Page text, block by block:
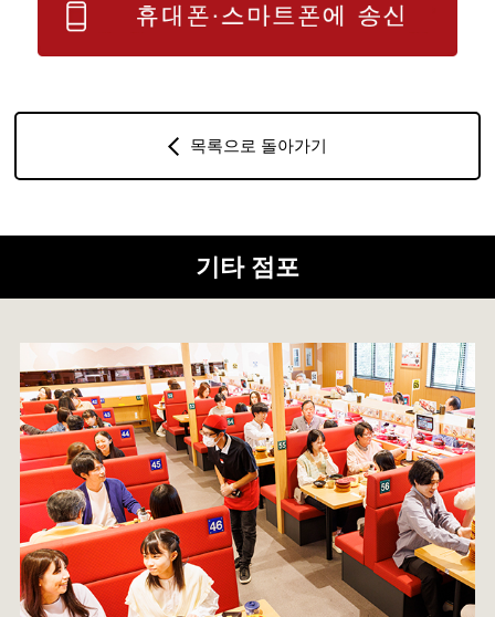
목록으로 돌아가기
기타 점포